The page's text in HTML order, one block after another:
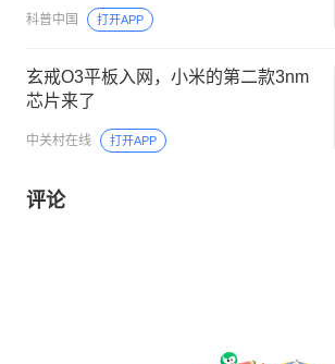
科普中国 打开APP
玄戒O3平板入网，小米的第二款3nm
芯片来了
中关村在线 打开APP
评论